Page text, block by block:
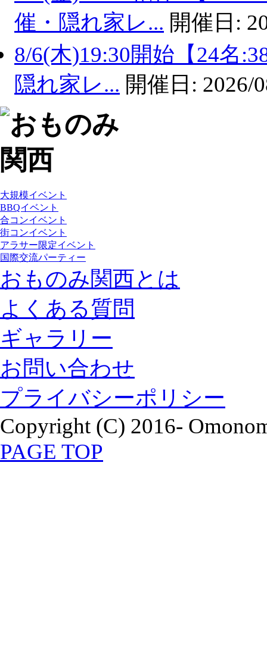
催・隠れ家レ... 開催日:
8/6(木)19:30開始【24名
隠れ家レ... 開催日: 2026/
大規模イベント
BBQイベント
合コンイベント
街コンイベント
アラサー限定イベント
国際交流パーティー
おものみ関西とは
よくある質問
ギャラリー
お問い合わせ
プライバシーポリシー
Copyright (C) 2016-
PAGE TOP